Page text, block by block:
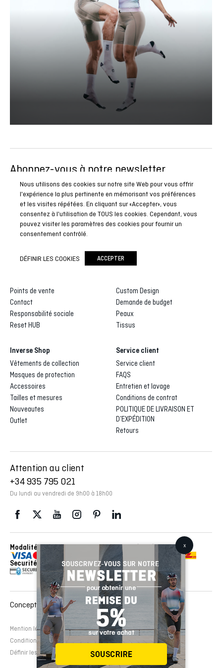
Abonnez-vous à notre newsletter
Soyez le premier à connaître toutes nos actualités, reportages
et promotions spéciales.
ABONNEZ-VOUS
Inverse
Points de vente
Contact
Responsabilité sociale
Reset HUB
Inverse custom
Galerie de dessins
Custom Design
Demande de budget
Peaux
Tissus
Inverse Shop
Vêtements de collection
Masques de protection
Accessoires
Tailles et mesures
Nouveautes
Outlet
Service client
Service client
FAQS
Entretien et lavage
Conditions de contrat
POLITIQUE DE LIVRAISON ET
D’EXPÉDITION
Retours
Attention au client
+34 935 795 021
Du lundi au vendredi de 9h00 à 18h00
Modalités de paiement
Envois réalisés avec con
Securité
Mention légale Politique de cookies
Avertissement légal
Conditions de contrat
Définir les cookies
Conception et développement Web :EMFASI
Nous utilisons des cookies sur notre site Web pour vous offrir
l'expérience la plus pertinente en mémorisant vos préférences
et les visites répétées. En cliquant sur «Accepter», vous
consentez à l'utilisation de TOUS les cookies. Cependant, vous
pouvez visiter les paramètres des cookies pour fournir un
consentement contrôlé.
DÉFINIR LES COOKIES ACCEPTER